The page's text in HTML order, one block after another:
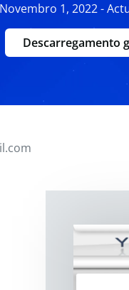
1, 2022 -
Descarregamento